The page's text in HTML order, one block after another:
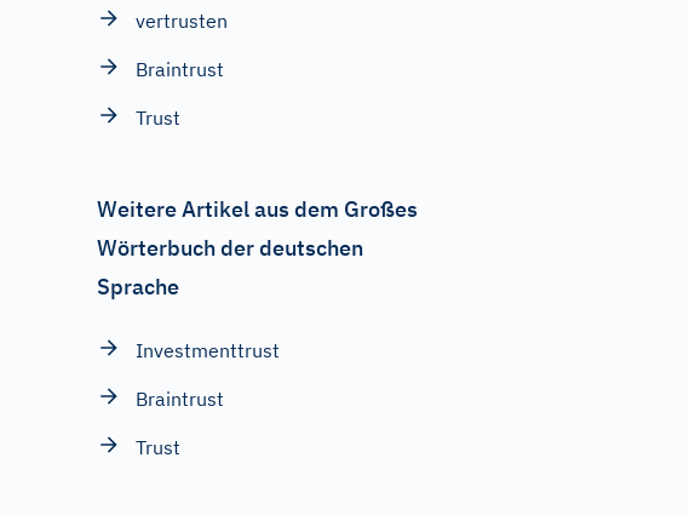
vertrusten
Braintrust
Trust
Weitere Artikel aus dem Großes
Wörterbuch der deutschen
Sprache
Investmenttrust
Braintrust
Trust